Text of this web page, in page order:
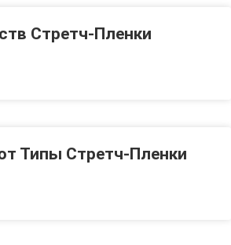
Стретч-Пленки
Типы Стретч-Пленки